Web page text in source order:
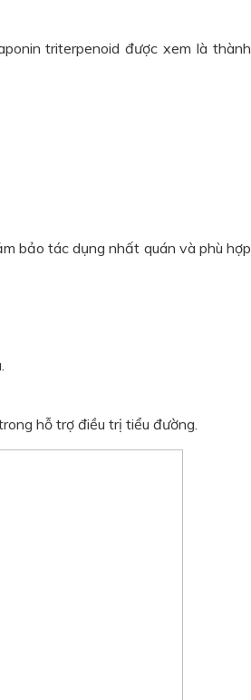
triterpenoid được xem là thành
bảo tác dụng nhất quán và phù hợp
hỗ trợ điều trị tiểu đường.